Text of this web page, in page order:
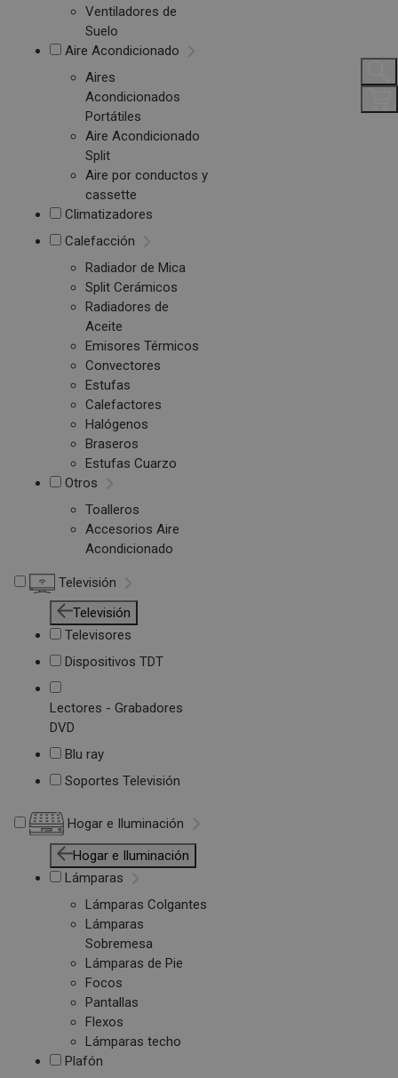
Ventiladores de
Suelo
Aire Acondicionado
Aires
Acondicionados
Portátiles
Aire Acondicionado
Split
Aire por conductos y
cassette
Climatizadores
Calefacción
Radiador de Mica
Split Cerámicos
Radiadores de
Aceite
Emisores Térmicos
Convectores
Estufas
Calefactores
Halógenos
Braseros
Estufas Cuarzo
Otros
Toalleros
Accesorios Aire
Acondicionado
Televisión
Televisión
Televisores
Dispositivos TDT
Lectores - Grabadores
DVD
Blu ray
Soportes Televisión
Hogar e Iluminación
Hogar e Iluminación
Lámparas
Lámparas Colgantes
Lámparas
Sobremesa
Lámparas de Pie
Focos
Pantallas
Flexos
Lámparas techo
Plafón